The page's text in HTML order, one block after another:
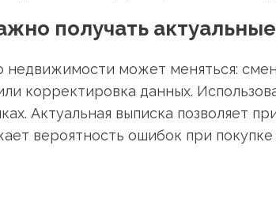
получать
может меняться:
корректировка данных.
Актуальная выписка позволяет
вероятность ошибок при